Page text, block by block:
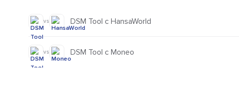
vs DSM Tool с HansaWorld
vs DSM Tool с Moneo